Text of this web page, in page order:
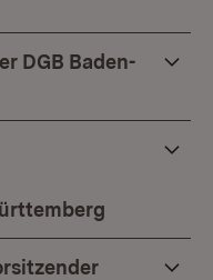
DGB Baden-